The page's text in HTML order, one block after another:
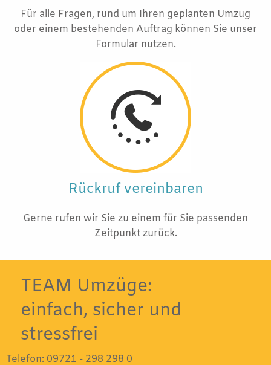
Für alle Fragen, rund um Ihren geplanten Umzug
oder einem bestehenden Auftrag können Sie unser
Formular nutzen.
Rückruf vereinbaren
Gerne rufen wir Sie zu einem für Sie passenden
Zeitpunkt zurück.
TEAM Umzüge:
einfach, sicher und
stressfrei
Telefon: 09721 - 298 298 0